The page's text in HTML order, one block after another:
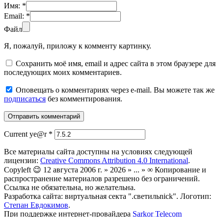
Имя: *
Email: *
Файл
Я, пожалуй, приложу к комменту картинку.
Сохранить моё имя, email и адрес сайта в этом браузере для
последующих моих комментариев.
Оповещать о комментариях через e-mail. Вы можете так же
подписаться без комментирования.
Current ye@r *
Все материалы сайта доступны на условиях следующей
лицензии: Creative Commons Attribution 4.0 International.
Copyleft 😉 12 августа 2006 г. » 2026 » ... » ∞ Копирование и
распространение материалов разрешено без ограничений.
Ссылка не обязательна, но желательна.
Разработка сайта: виртуальная секта ".светильnick". Логотип:
Степан Евдокимов.
При поддержке интернет-провайдера Sarkor Telecom